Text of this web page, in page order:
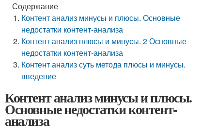
Содержание
Контент анализ минусы и плюсы. Основные
недостатки контент-анализа
Контент анализ плюсы и минусы. 2 Основные
недостатки контент-анализа
Контент анализ суть метода плюсы и минусы.
введение
Контент анализ минусы и плюсы.
Основные недостатки контент-
анализа